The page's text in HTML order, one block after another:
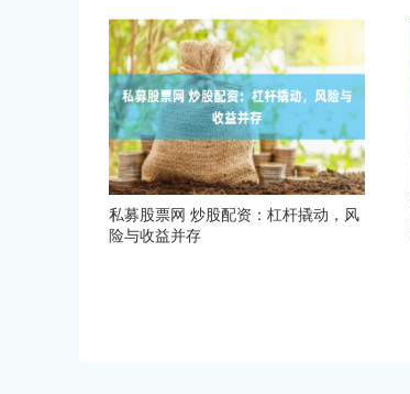
私募股票网 炒股配资：杠杆撬动，风
险与收益并存